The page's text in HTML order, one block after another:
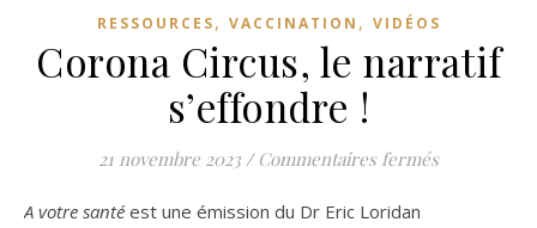
RESSOURCES, VACCINATION , VIDÉOS
Corona Circus, le narratif
s’effondre !
21 novembre 2023 / Commentaires ferméssur Corona
A votre santé est une émission du Dr Eric Loridan